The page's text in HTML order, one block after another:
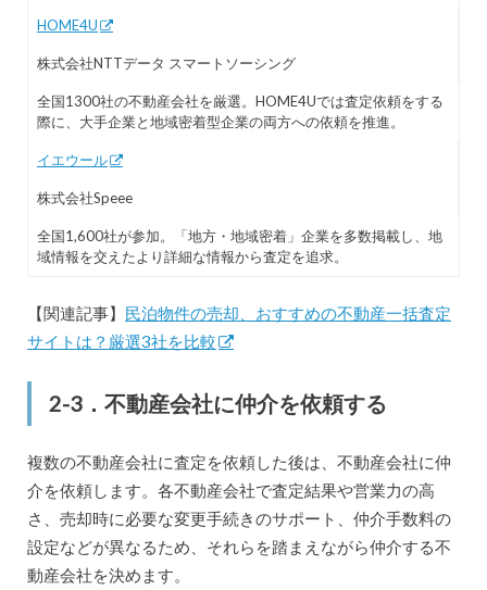
HOME4U
株式会社NTTデータ スマートソーシング
全国1300社の不動産会社を厳選。HOME4Uでは査定依頼をする
際に、大手企業と地域密着型企業の両方への依頼を推進。
イエウール
株式会社Speee
全国1,600社が参加。「地方・地域密着」企業を多数掲載し、地
域情報を交えたより詳細な情報から査定を追求。
【関連記事】 民泊物件の売却、おすすめの不動産一括査定
サイトは？厳選3社を比較
2-3．不動産会社に仲介を依頼する
複数の不動産会社に査定を依頼した後は、不動産会社に仲
介を依頼します。各不動産会社で査定結果や営業力の高
さ、売却時に必要な変更手続きのサポート、仲介手数料の
設定などが異なるため、それらを踏まえながら仲介する不
動産会社を決めます。